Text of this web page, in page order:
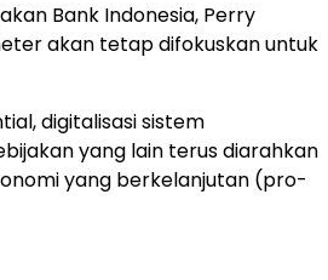
Bank Indonesia, Perry
akan tetap difokuskan untuk
digitalisasi sistem
yang lain terus diarahkan
yang berkelanjutan (pro-